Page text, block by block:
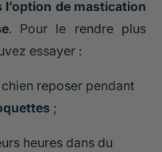
l’option de mastication
. Pour le rendre plus
essayer :
reposer pendant
;
heures dans du